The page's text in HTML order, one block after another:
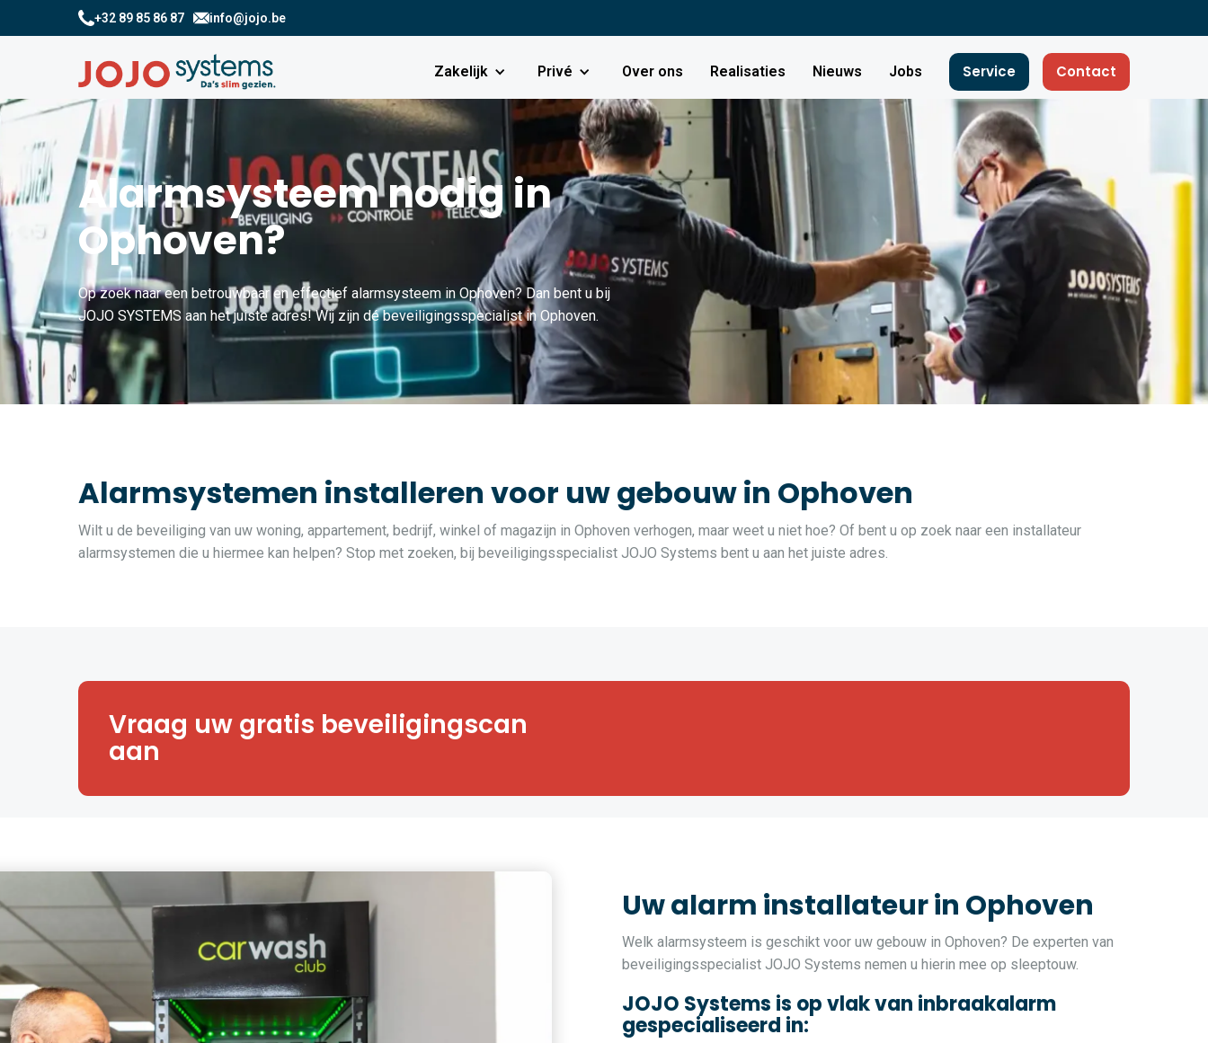
+32 89 85 86 87 info@jojo.be
Zakelijk Privé Over ons Realisaties Nieuws Jobs Service Contact
Alarmsysteem nodig in
Ophoven?
Op zoek naar een betrouwbaar en effectief alarmsysteem in Ophoven? Dan bent u bij
JOJO SYSTEMS aan het juiste adres! Wij zijn dé beveiligingsspecialist in Ophoven.
Alarmsystemen installeren voor uw gebouw in Ophoven
Wilt u de beveiliging van uw woning, appartement, bedrijf, winkel of magazijn in Ophoven verhogen, maar weet u niet hoe? Of bent u op zoek naar een installateur
alarmsystemen die u hiermee kan helpen? Stop met zoeken, bij beveiligingsspecialist JOJO Systems bent u aan het juiste adres.
of magazijn? Vraag een vrijblijvende
veiligheidsanalyse aan.
Vraag uw gratis beveiligingscan
aan
Uw alarm installateur in Ophoven
Welk alarmsysteem is geschikt voor uw gebouw in Ophoven? De experten van
beveiligingsspecialist JOJO Systems nemen u hierin mee op sleeptouw.
JOJO Systems is op vlak van inbraakalarm
gespecialiseerd in: